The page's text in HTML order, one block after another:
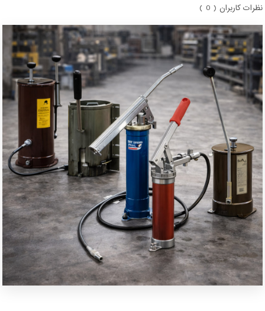
نظرات کاربران ( 0 )